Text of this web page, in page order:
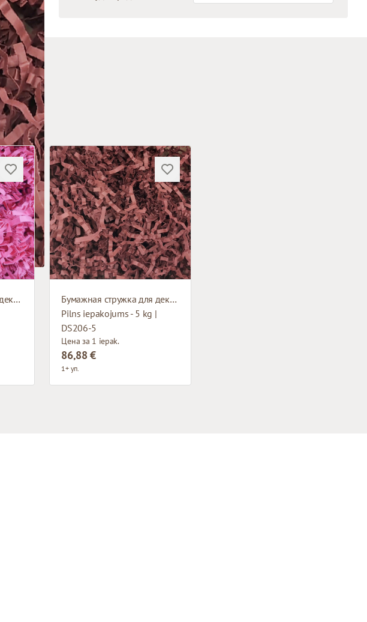
Бумажная стружка для декорирования
Бумажная стружка для декорирования
Pilns iepakojums - 5 kg |
DS206-5
Цена за 1 iepak.
86,88 €
1+ уп.